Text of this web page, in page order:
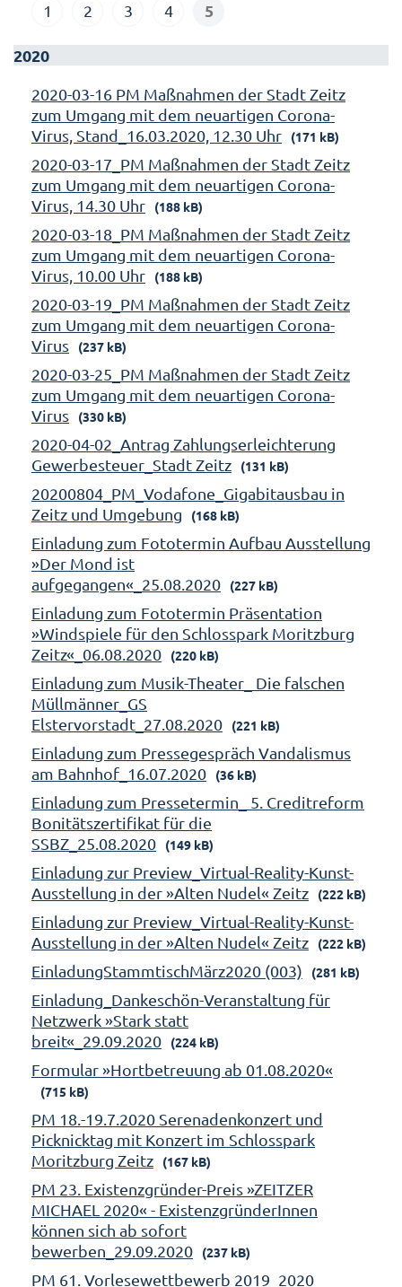
1 2 3 4 5
2020
2020-03-16 PM Maßnahmen der Stadt Zeitz
zum Umgang mit dem neuartigen Corona-
Virus, Stand_16.03.2020, 12.30 Uhr
(171 kB)
2020-03-17_PM Maßnahmen der Stadt Zeitz
zum Umgang mit dem neuartigen Corona-
Virus, 14.30 Uhr
(188 kB)
2020-03-18_PM Maßnahmen der Stadt Zeitz
zum Umgang mit dem neuartigen Corona-
Virus, 10.00 Uhr
(188 kB)
2020-03-19_PM Maßnahmen der Stadt Zeitz
zum Umgang mit dem neuartigen Corona-
Virus
(237 kB)
2020-03-25_PM Maßnahmen der Stadt Zeitz
zum Umgang mit dem neuartigen Corona-
Virus
(330 kB)
2020-04-02_Antrag Zahlungserleichterung
Gewerbesteuer_Stadt Zeitz
(131 kB)
20200804_PM_Vodafone_Gigabitausbau in
Zeitz und Umgebung
(168 kB)
Einladung zum Fototermin Aufbau Ausstellung
»Der Mond ist
aufgegangen«_25.08.2020
(227 kB)
Einladung zum Fototermin Präsentation
»Windspiele für den Schlosspark Moritzburg
Zeitz«_06.08.2020
(220 kB)
Einladung zum Musik-Theater_ Die falschen
Müllmänner_GS
Elstervorstadt_27.08.2020
(221 kB)
Einladung zum Pressegespräch Vandalismus
am Bahnhof_16.07.2020
(36 kB)
Einladung zum Pressetermin_ 5. Creditreform
Bonitätszertifikat für die
SSBZ_25.08.2020
(149 kB)
Einladung zur Preview_Virtual-Reality-Kunst-
Ausstellung in der »Alten Nudel« Zeitz
(222 kB)
Einladung zur Preview_Virtual-Reality-Kunst-
Ausstellung in der »Alten Nudel« Zeitz
(222 kB)
EinladungStammtischMärz2020 (003) (281 kB)
Einladung_Dankeschön-Veranstaltung für
Netzwerk »Stark statt
breit«_29.09.2020
(224 kB)
Formular »Hortbetreuung ab 01.08.2020«
(715 kB)
PM 18.-19.7.2020 Serenadenkonzert und
Picknicktag mit Konzert im Schlosspark
Moritzburg Zeitz
(167 kB)
PM 23. Existenzgründer-Preis »ZEITZER
MICHAEL 2020« - ExistenzgründerInnen
können sich ab sofort
bewerben_29.09.2020
(237 kB)
PM 61. Vorlesewettbewerb 2019_2020